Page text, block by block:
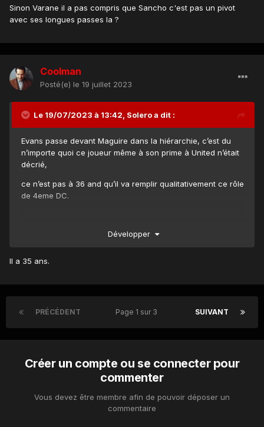
Sinon Varane il a pas compris que Sancho c'est pas un pivot
avec ses longues passes la ?
Coolman
Posté(e) le 19 juillet 2023
Le 19/07/2023 à 13:42, Soleroa dit :
Evans passe devant Maguire dans la hiérarchie, c’est du
n’importe quoi ce joueur même à son prime à United n’était
décrié,
ce n’est pas à 36 and qu’il va remplir qualitativement ce rôle
de 4eme DC.
Développer
Il a 35 ans.
PRÉCÉDENT SUIVANT
Page 1 sur 3
Créer un compte ou se connecter pour
commenter
Vous devez être membre afin de pouvoir déposer un
commentaire